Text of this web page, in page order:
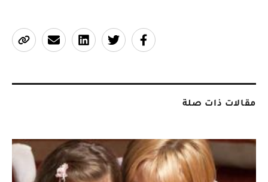
مقالات ذات صلة